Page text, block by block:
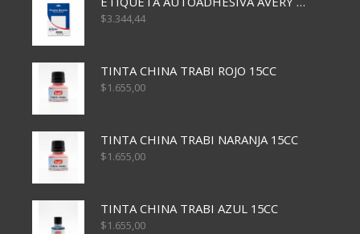
$3.344,44
TINTA CHINA TRABI ROJO 15CC
$1.655,00
TINTA CHINA TRABI NARANJA 15CC
$1.655,00
TINTA CHINA TRABI AZUL 15CC
$1.655,00